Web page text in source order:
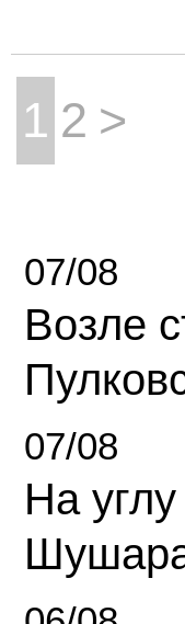
1 2 >
07/08
Возле
07/08
На